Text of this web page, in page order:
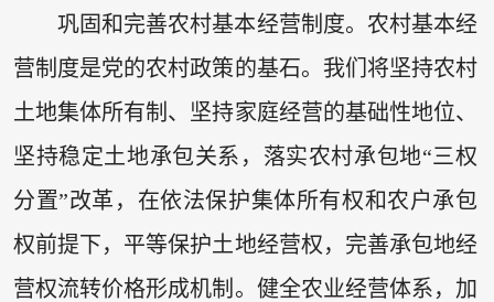
巩固和完善农村基本经营制度。农村基本经
营制度是党的农村政策的基石。我们将坚持农村
土地集体所有制、坚持家庭经营的基础性地位、
坚持稳定土地承包关系，落实农村承包地“三权
分置”改革，在依法保护集体所有权和农户承包
权前提下，平等保护土地经营权，完善承包地经
营权流转价格形成机制。健全农业经营体系，加